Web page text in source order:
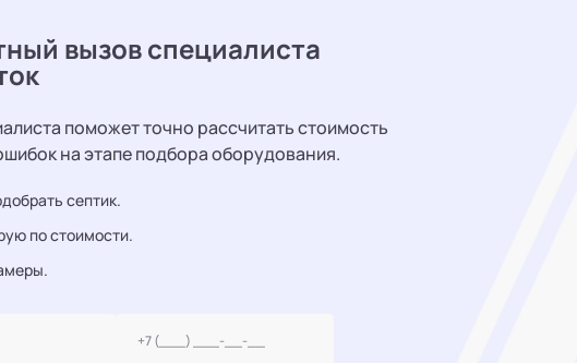
вызов специалиста
поможет точно рассчитать стоимость
на этапе подбора оборудования.
септик.
по стоимости.